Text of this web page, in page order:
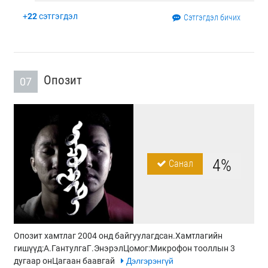
+22сэтгэгдэл Сэтгэгдэл бичих
07 Опозит
Санал 4%
Опозит хамтлаг 2004 онд байгуулагдсан.Хамтлагийн
гишүүд:А.ГантулгаГ.ЭнэрэлЦомог:Микрофон тооллын 3
дугаар онЦагаан баавгай
Дэлгэрэнгүй